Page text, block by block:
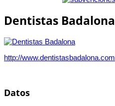
Dentistas Badalona
http://www.dentistasbadalona.com
Datos